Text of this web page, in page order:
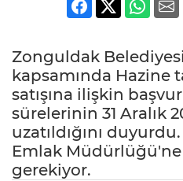
Zonguldak
kapsamında Hazine
satışına ilişkin
sürelerinin 31 Aralık
uzatıldığını
Emlak Müdürlüğü'ne
gerekiyor.